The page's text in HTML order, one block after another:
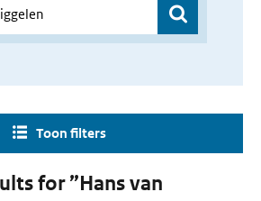
Toon filters
for ”Hans van